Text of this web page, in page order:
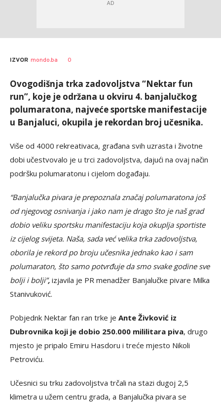
IZVOR mondo.ba 0
Ovogodišnja trka zadovoljstva “Nektar fun
run”, koje je održana u okviru 4. banjalučkog
polumaratona, najveće sportske manifestacije
u Banjaluci, okupila je rekordan broj učesnika.
Više od 4000 rekreativaca, građana svih uzrasta i životne
dobi učestvovalo je u trci zadovoljstva, dajući na ovaj način
podršku polumaratonu i cijelom događaju.
“Banjalučka pivara je prepoznala značaj polumaratona još
od njegovog osnivanja i jako nam je drago što je naš grad
dobio veliku sportsku manifestaciju koja okuplja sportiste
iz cijelog svijeta. Naša, sada već velika trka zadovoljstva,
oborila je rekord po broju učesnika jednako kao i sam
polumaraton, što samo potvrđuje da smo svake godine sve
bolji i bolji”, izjavila je PR menadžer Banjalučke pivare Milka
Stanivuković.
Pobjednk Nektar fan ran trke je Ante Živković iz
Dubrovnika koji je dobio 250.000 mililitara piva, drugo
mjesto je pripalo Emiru Hasdoru i treće mjesto Nikoli
Petroviću.
Učesnici su trku zadovoljstva trčali na stazi dugoj 2,5
klimetra u užem centru grada, a Banjalučka pivara se